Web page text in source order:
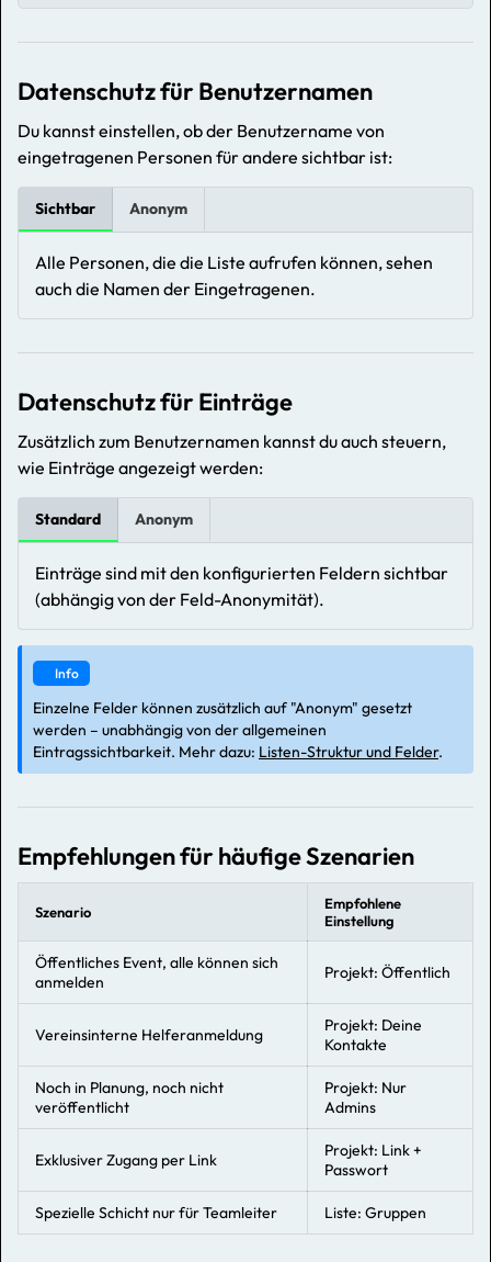
Datenschutz für Benutzernamen
Du kannst einstellen, ob der Benutzername von
eingetragenen Personen für andere sichtbar ist:
Sichtbar Anonym
Alle Personen, die die Liste aufrufen können, sehen
auch die Namen der Eingetragenen.
Datenschutz für Einträge
Zusätzlich zum Benutzernamen kannst du auch steuern,
wie Einträge angezeigt werden:
Standard Anonym
Einträge sind mit den konfigurierten Feldern sichtbar
(abhängig von der Feld-Anonymität).
Info
Einzelne Felder können zusätzlich auf "Anonym" gesetzt
werden – unabhängig von der allgemeinen
Eintragssichtbarkeit. Mehr dazu: Listen-Struktur und Felder.
Empfehlungen für häufige Szenarien
Szenario
Empfohlene
Einstellung
Öffentliches Event, alle können sich
anmelden
Projekt: Öffentlich
Vereinsinterne Helferanmeldung
Projekt: Deine
Kontakte
Noch in Planung, noch nicht
veröffentlicht
Projekt: Nur
Admins
Exklusiver Zugang per Link
Projekt: Link +
Passwort
Spezielle Schicht nur für Teamleiter Liste: Gruppen